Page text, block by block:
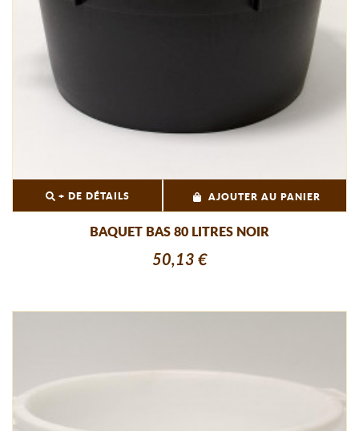
+ DE DÉTAILS AJOUTER AU PANIER
BAQUET BAS 80 LITRES NOIR
50,13 €